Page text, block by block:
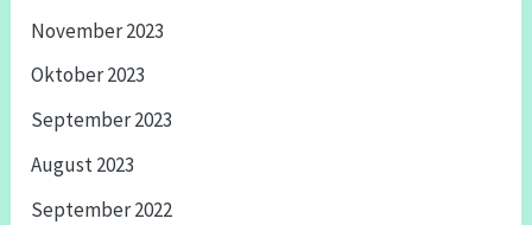
November 2023
Oktober 2023
September 2023
August 2023
September 2022